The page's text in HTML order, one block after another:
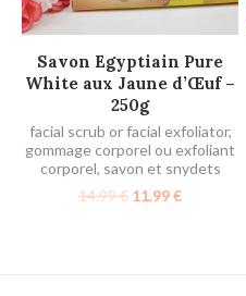
AJOUTER AU PANIER
Savon Egyptiain Pure
White aux Jaune d’Œuf –
250g
facial scrub or facial exfoliator,
gommage corporel ou exfoliant
corporel, savon et snydets
14.99€ 11.99€